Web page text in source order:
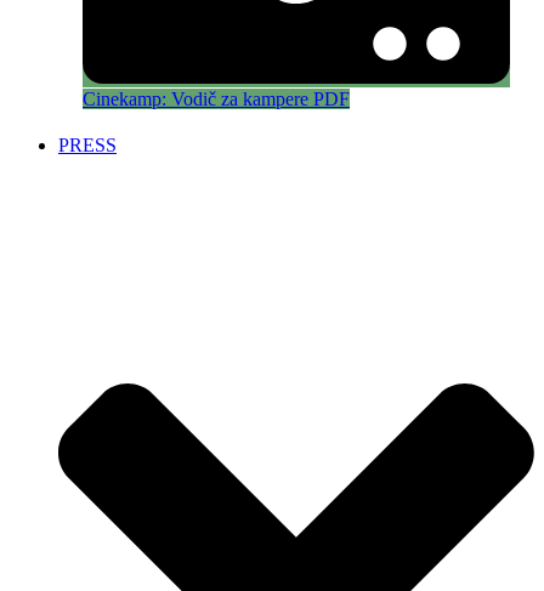
Cinekamp: Vodič za kampere PDF
PRESS